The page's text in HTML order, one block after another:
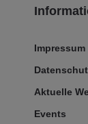
Impressum
Aktuelle
Events